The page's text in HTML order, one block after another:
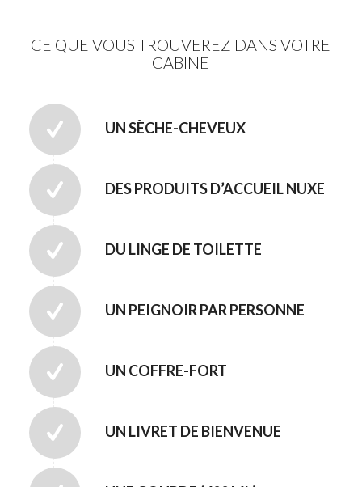
CE QUE VOUS TROUVEREZ DANS VOTRE
CABINE
UN SÈCHE-CHEVEUX
DES PRODUITS D’ACCUEIL NUXE
DU LINGE DE TOILETTE
UN PEIGNOIR PAR PERSONNE
UN COFFRE-FORT
UN LIVRET DE BIENVENUE